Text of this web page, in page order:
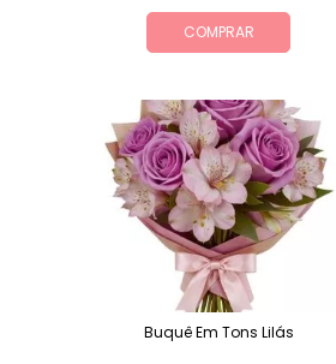
COMPRAR
Buquê Em Tons Lilás